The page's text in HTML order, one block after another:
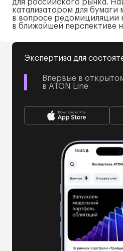
для российского рынка.
катализатором для бумаги
в вопросе редомициляции
в ближайшей перспективе
Экспертиза для
Впервые в
в ATON Line